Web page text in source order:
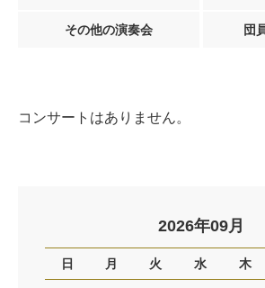
その他の演奏会 団
コンサートはありません。
2026年09月
日 月 火 水 木